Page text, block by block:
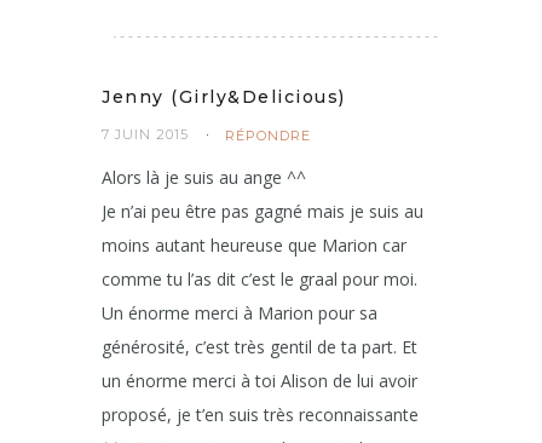
Jenny (Girly&Delicious)
7 JUIN 2015 RÉPONDRE
Alors là je suis au ange ^^
Je n’ai peu être pas gagné mais je suis au
moins autant heureuse que Marion car
comme tu l’as dit c’est le graal pour moi.
Un énorme merci à Marion pour sa
générosité, c’est très gentil de ta part. Et
un énorme merci à toi Alison de lui avoir
proposé, je t’en suis très reconnaissante